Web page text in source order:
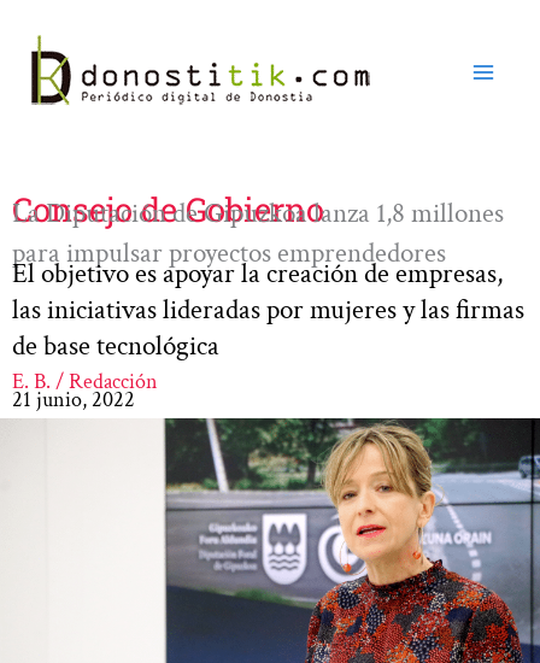
contenido
Consejo de Gobierno
La Diputación de Gipuzkoa lanza 1,8 millones
para impulsar proyectos emprendedores
El objetivo es apoyar la creación de empresas,
las iniciativas lideradas por mujeres y las firmas
de base tecnológica
E. B. / Redacción
21 junio, 2022